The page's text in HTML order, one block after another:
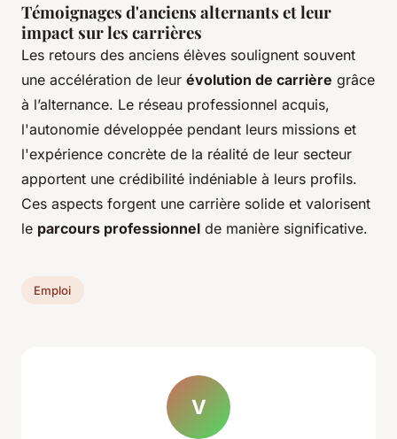
Témoignages d'anciens alternants et leur
impact sur les carrières
Les retours des anciens élèves soulignent souvent
une accélération de leur évolution de carrière grâce
à l’alternance. Le réseau professionnel acquis,
l'autonomie développée pendant leurs missions et
l'expérience concrète de la réalité de leur secteur
apportent une crédibilité indéniable à leurs profils.
Ces aspects forgent une carrière solide et valorisent
le parcours professionnel de manière significative.
Emploi
V